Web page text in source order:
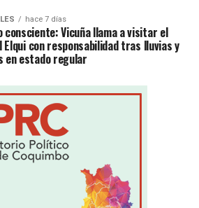
hace 7 días
consciente: Vicuña llama a visitar el
Elqui con responsabilidad tras lluvias y
en estado regular